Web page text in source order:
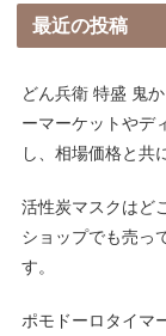
最近の投稿
どん兵衛 特盛 鬼
ーマーケットやデ
し、相場価格と共
活性炭マスクはど
ショップでも売っ
す。
ポモドーロタイマ